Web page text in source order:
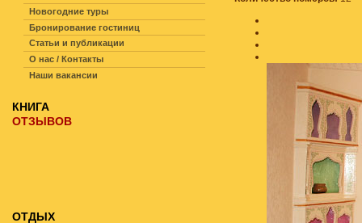
Новогодние туры
Бронирование гостиниц
Статьи и публикации
О нас / Контакты
Наши вакансии
КНИГА
ОТЗЫВОВ
ОТДЫХ